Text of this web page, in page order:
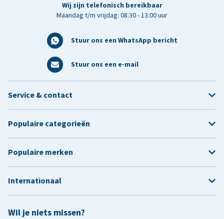
Wij zijn telefonisch bereikbaar
Maandag t/m vrijdag: 08:30 - 13:00 uur
Stuur ons een WhatsApp bericht
Stuur ons een e-mail
Wil je niets missen?
Service & contact
Populaire categorieën
Populaire merken
Internationaal